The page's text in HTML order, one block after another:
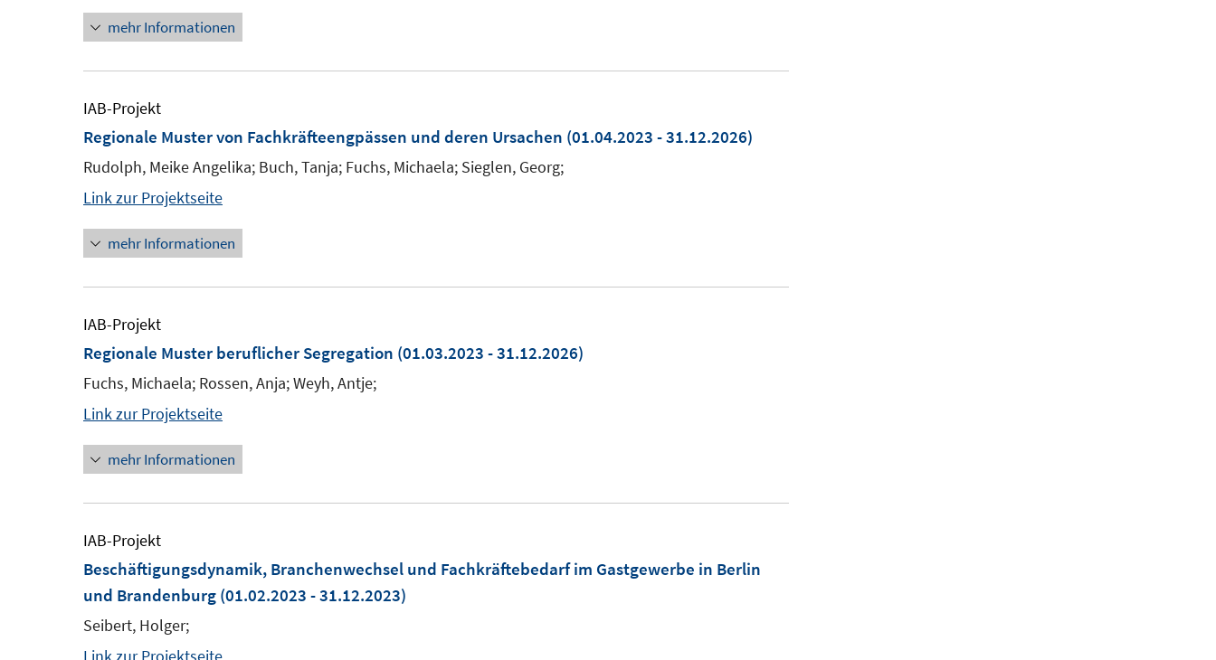
mehr Informationen
IAB-Projekt
Regionale Muster von Fachkräfteengpässen und deren Ursachen (01.04.2023 - 31.12.2026)
Rudolph, Meike Angelika; Buch, Tanja; Fuchs, Michaela; Sieglen, Georg;
Link zur Projektseite
mehr Informationen
IAB-Projekt
Regionale Muster beruflicher Segregation (01.03.2023 - 31.12.2026)
Fuchs, Michaela; Rossen, Anja; Weyh, Antje;
Link zur Projektseite
mehr Informationen
IAB-Projekt
Beschäftigungsdynamik, Branchenwechsel und Fachkräftebedarf im Gastgewerbe in Berlin
und Brandenburg (01.02.2023 - 31.12.2023)
Seibert, Holger;